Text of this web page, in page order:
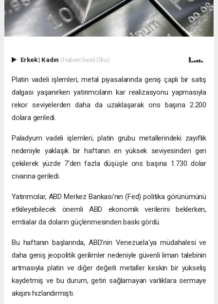
Erkek| Kadın (Haberi Sesli Oku)
Platin vadeli işlemleri, metal piyasalarında geniş çaplı bir satış
dalgası yaşanırken yatırımcıların kar realizasyonu yapmasıyla
rekor seviyelerden daha da uzaklaşarak ons başına 2.200
dolara geriledi.
Paladyum vadeli işlemleri, platin grubu metallerindeki zayıflık
nedeniyle yaklaşık bir haftanın en yüksek seviyesinden geri
çekilerek yüzde 7'den fazla düşüşle ons başına 1.730 dolar
civarına geriledi.
Yatırımcılar, ABD Merkez Bankası'nın (Fed) politika görünümünü
etkileyebilecek önemli ABD ekonomik verilerini beklerken,
emtialar da doların güçlenmesinden baskı gördü.
Bu haftanın başlarında, ABD'nin Venezuela'ya müdahalesi ve
daha geniş jeopolitik gerilimler nedeniyle güvenli liman talebinin
artmasıyla platin ve diğer değerli metaller keskin bir yükseliş
kaydetmiş ve bu durum, getiri sağlamayan varlıklara sermaye
akışını hızlandırmıştı.